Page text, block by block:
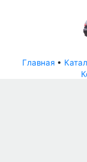
Главная •